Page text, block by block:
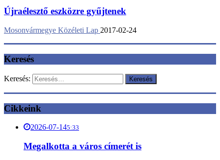
Újraélesztő eszközre gyűjtenek
Mosonvármegye Közéleti Lap 2017-02-24
Keresés
Keresés:
Cikkeink
2026-07-145:33
Megalkotta a város címerét is